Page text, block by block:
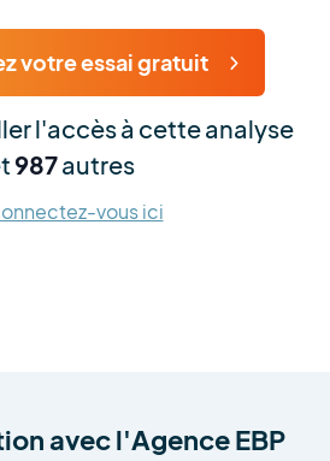
votre essai gratuit
l'accès à cette analyse
987autres
vous ici
avecl'Agence EBP